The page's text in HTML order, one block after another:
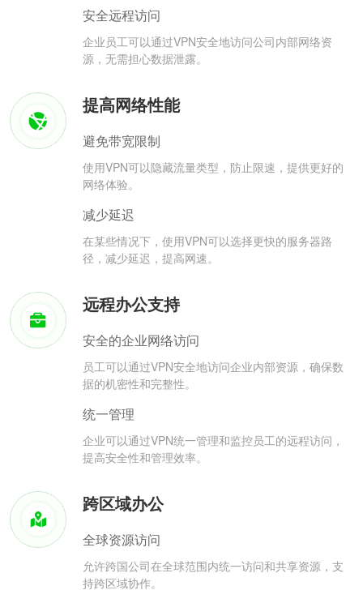
安全远程访问
企业员工可以通过VPN安全地访问公司内部网络资
源，无需担心数据泄露。
提高网络性能
避免带宽限制
使用VPN可以隐藏流量类型，防止限速，提供更好的
网络体验。
减少延迟
在某些情况下，使用VPN可以选择更快的服务器路
径，减少延迟，提高网速。
远程办公支持
安全的企业网络访问
员工可以通过VPN安全地访问企业内部资源，确保数
据的机密性和完整性。
统一管理
企业可以通过VPN统一管理和监控员工的远程访问，
提高安全性和管理效率。
跨区域办公
全球资源访问
允许跨国公司在全球范围内统一访问和共享资源，支
持跨区域协作。